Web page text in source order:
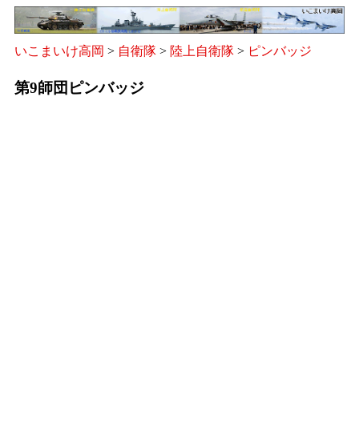
いこまいけ高岡 > 自衛隊 > 陸上自衛隊 > ピンバッジ
第9師団ピンバッジ